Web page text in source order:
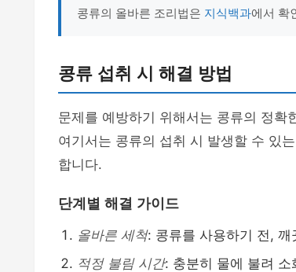
콩류의 올바른 조리법은 지식백과에서 확
콩류 섭취 시 해결 방법
문제를 예방하기 위해서는 콩류의 정확
여기서는 콩류의 섭취 시 발생할 수 있
합니다.
단계별 해결 가이드
올바른 세척: 콩류를 사용하기 전,
적정 불림 시간: 충분히 물에 불려